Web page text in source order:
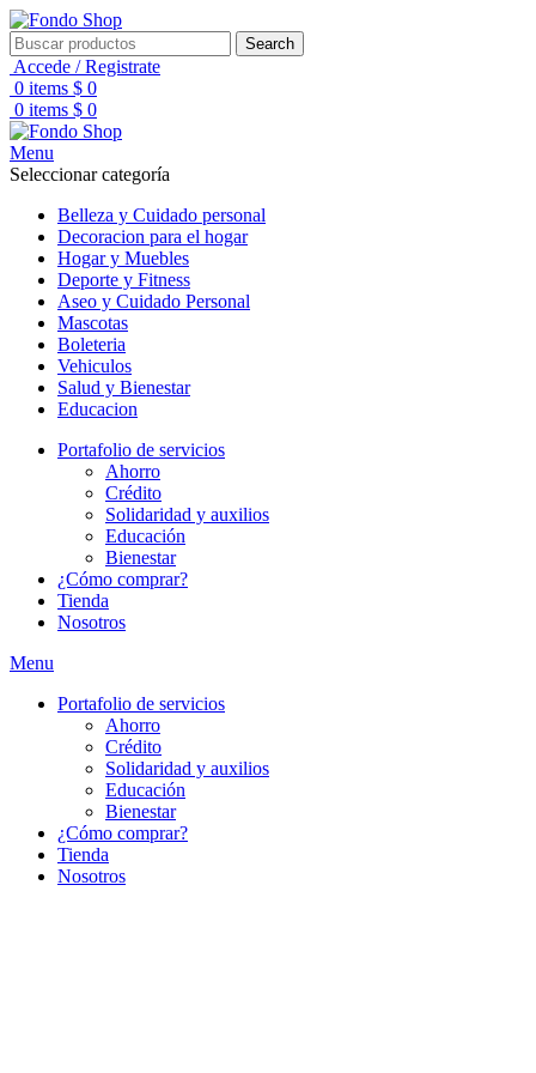
Search
Accede / Registrate
0 items $ 0
0 items $ 0
Menu
Seleccionar categoría
Belleza y Cuidado personal
Decoracion para el hogar
Hogar y Muebles
Deporte y Fitness
Aseo y Cuidado Personal
Mascotas
Boleteria
Vehiculos
Salud y Bienestar
Educacion
Portafolio de servicios
Ahorro
Crédito
Solidaridad y auxilios
Educación
Bienestar
¿Cómo comprar?
Tienda
Nosotros
Menu
Portafolio de servicios
Ahorro
Crédito
Solidaridad y auxilios
Educación
Bienestar
¿Cómo comprar?
Tienda
Nosotros